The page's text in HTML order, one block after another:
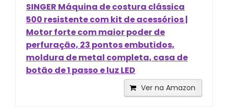
SINGER Máquina de costura clássica
500 resistente com kit de acessórios |
Motor forte com maior poder de
perfuração, 23 pontos embutidos,
moldura de metal completa, casa de
botão de 1 passo e luz LED
Ver na Amazon